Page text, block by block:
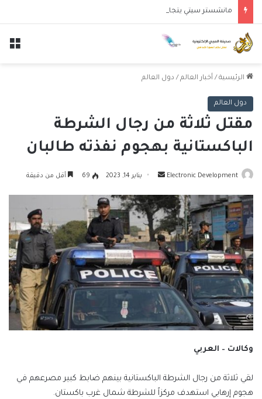
الرئيسية / أخبار العالم / دول العالم
دول العالم
مقتل ثلاثة من رجال الشرطة
الباكستانية بهجوم نفذته طالبان
Electronic Development
أرسل
إلكترونيا
يناير 14, 2023 69 أقل من دقيقة
وكالات – العربي
لقي ثلاثة من رجال الشرطة الباكستانية بينهم ضابط كبير مصرعهم في
هجوم إرهابي استهدف مركزاً للشرطة شمال غرب باكستان.